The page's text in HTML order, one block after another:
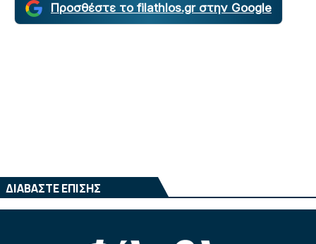
Προσθέστε το filathlos.gr στην Google
ΔΙΑΒΑΣΤΕ ΕΠΙΣΗΣ